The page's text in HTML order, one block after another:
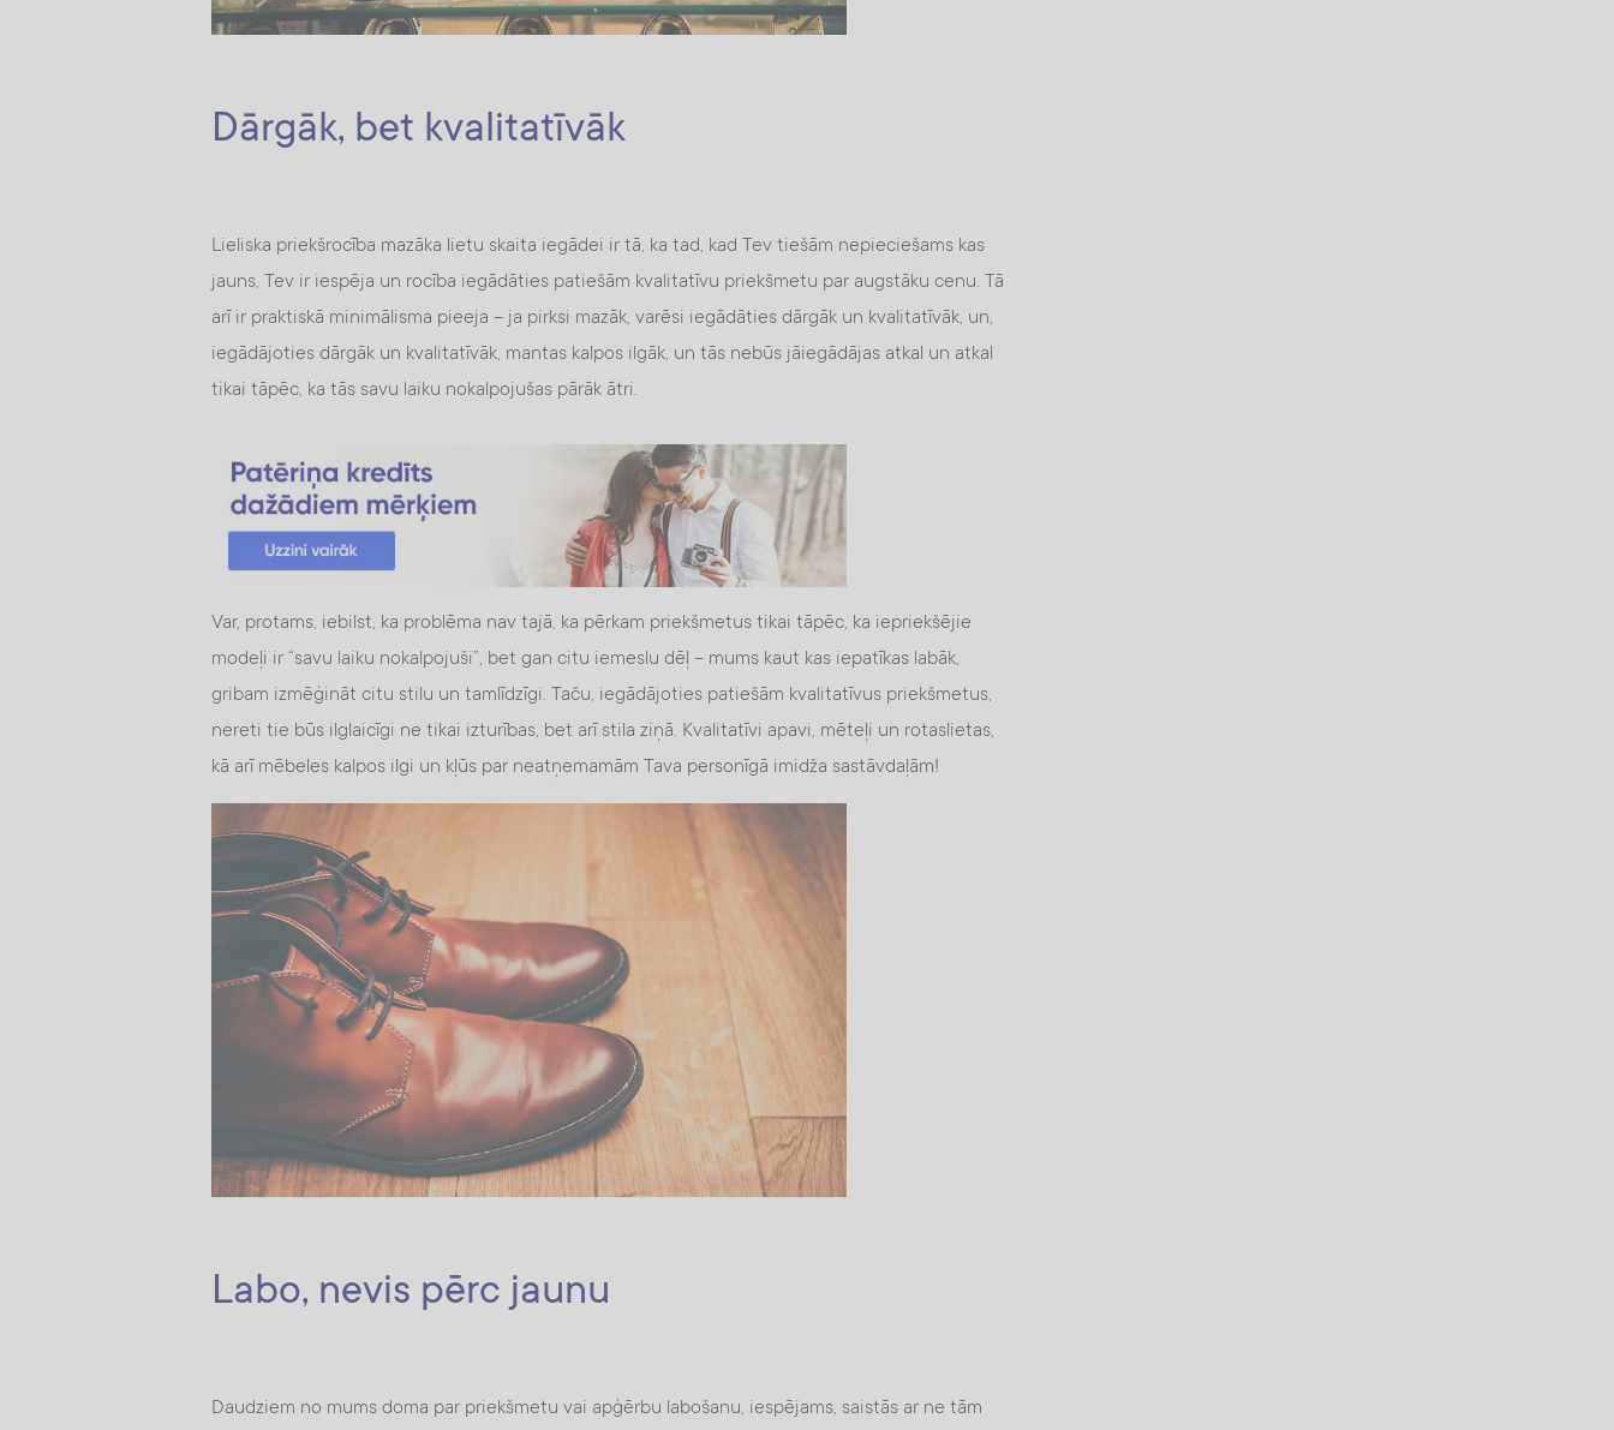
Dārgāk, bet kvalitatīvāk
Lieliska priekšrocība mazāka lietu skaita iegādei ir tā, ka tad, kad Tev tiešām nepieciešams kas
jauns, Tev ir iespēja un rocība iegādāties patiešām kvalitatīvu priekšmetu par augstāku cenu. Tā
arī ir praktiskā minimālisma pieeja – ja pirksi mazāk, varēsi iegādāties dārgāk un kvalitatīvāk, un,
iegādājoties dārgāk un kvalitatīvāk, mantas kalpos ilgāk, un tās nebūs jāiegādājas atkal un atkal
tikai tāpēc, ka tās savu laiku nokalpojušas pārāk ātri.
Var, protams, iebilst, ka problēma nav tajā, ka pērkam priekšmetus tikai tāpēc, ka iepriekšējie
modeļi ir “savu laiku nokalpojuši”, bet gan citu iemeslu dēļ – mums kaut kas iepatīkas labāk,
gribam izmēģināt citu stilu un tamlīdzīgi. Taču, iegādājoties patiešām kvalitatīvus priekšmetus,
nereti tie būs ilglaicīgi ne tikai izturības, bet arī stila ziņā. Kvalitatīvi apavi, mēteļi un rotaslietas,
kā arī mēbeles kalpos ilgi un kļūs par neatņemamām Tava personīgā imidža sastāvdaļām!
Labo, nevis pērc jaunu
Daudziem no mums doma par priekšmetu vai apģērbu labošanu, iespējams, saistās ar ne tām